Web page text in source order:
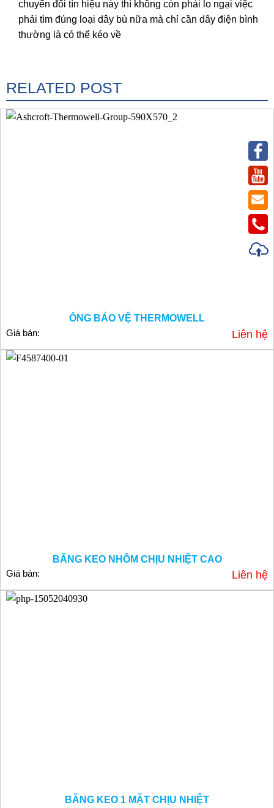
chuyển đổi tín hiệu này thì không còn phải lo ngại việc
phải tìm đúng loại dây bù nữa mà chỉ cần dây điện bình
thường là có thể kéo về
RELATED POST
ỐNG BẢO VỆ THERMOWELL
Giá bán:
Liên hệ
BĂNG KEO NHÔM CHỊU NHIỆT CAO
Giá bán:
Liên hệ
BĂNG KEO 1 MẶT CHỊU NHIỆT